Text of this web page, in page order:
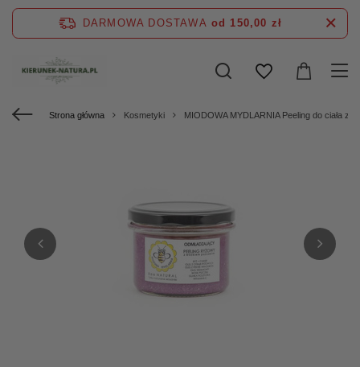
DARMOWA DOSTAWA od 150,00 zł
Strona główna Kosmetyki MIODOWA MYDLARNIA Peeling do ciała z